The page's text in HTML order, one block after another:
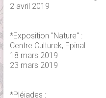
2 avril 2019
*Exposition "Nature" :
Centre Culturek, Epinal
18 mars 2019
23 mars 2019
*Pléiades :